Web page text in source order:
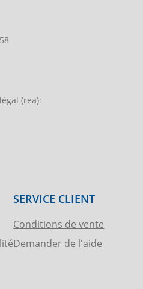
(rea):
SERVICE CLIENT
Conditions de vente
Demander de l'aide